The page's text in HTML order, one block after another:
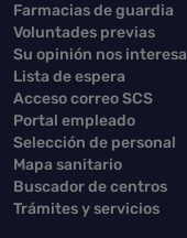
Farmacias de guardia
Voluntades previas
Su opinión nos interesa
Lista de espera
Acceso correo SCS
Portal empleado
Selección de personal
Mapa sanitario
Buscador de centros
Trámites y servicios